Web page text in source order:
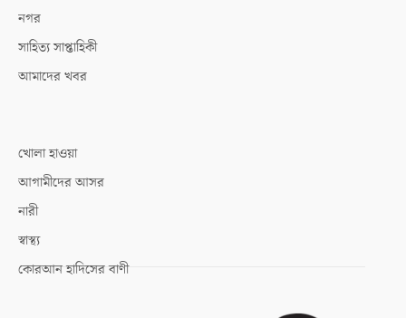
নগর
সাহিত্য সাপ্তাহিকী
আমাদের খবর
খোলা হাওয়া
আগামীদের আসর
নারী
স্বাস্থ্য
কোরআন হাদিসের বাণী